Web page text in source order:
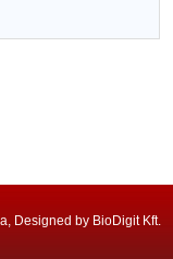
Designed by BioDigit Kft.